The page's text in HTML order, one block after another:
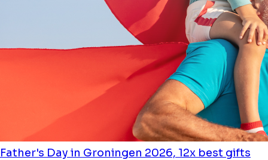
Father's Day in Groningen 2026, 12x best gifts